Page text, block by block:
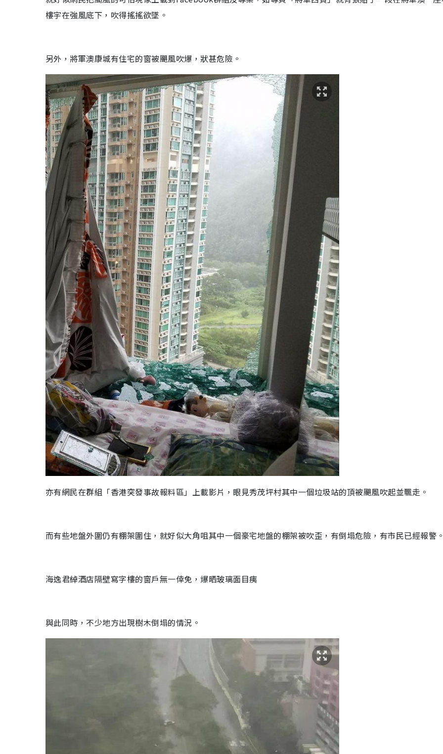
樓宇在強風底下，吹得搖搖欲墜。
另外，將軍澳康城有住宅的窗被颶風吹爆，狀甚危險。
亦有網民在群組「香港突發事故報料區」上載影片，眼見秀茂坪村其中一個垃圾站的頂被颶風吹起並飄走。
而有些地盤外圍仍有棚架圍住，就好似大角咀其中一個豪宅地盤的棚架被吹歪，有倒塌危險，有市民已經報警
海逸君綽酒店隔壁寫字樓的窗戶無一倖免，爆晒玻璃面目痍
與此同時，不少地方出現樹木倒塌的情況。